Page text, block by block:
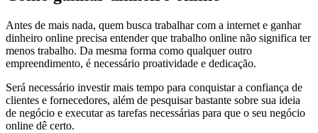
Antes de mais nada, quem busca trabalhar com a internet e ganhar
dinheiro online precisa entender que trabalho online não significa ter
menos trabalho. Da mesma forma como qualquer outro
empreendimento, é necessário proatividade e dedicação.
Será necessário investir mais tempo para conquistar a confiança de
clientes e fornecedores, além de pesquisar bastante sobre sua ideia
de negócio e executar as tarefas necessárias para que o seu negócio
online dê certo.